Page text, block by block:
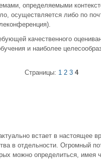
определяемыми
осуществляется либо по
качественного
и наиболее
Страницы: 1 2 3 4
встает в настоящее
в отдельности. Огромный
можно определиться, имея